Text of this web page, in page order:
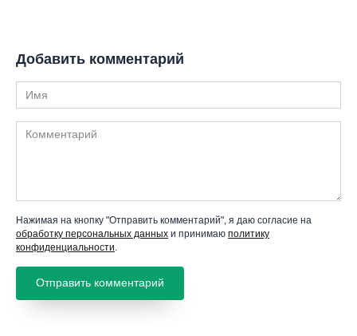
Добавить комментарий
Имя
Комментарий
Нажимая на кнопку "Отправить комментарий", я даю согласие на
обработку персональных данных и принимаю политику
конфиденциальности